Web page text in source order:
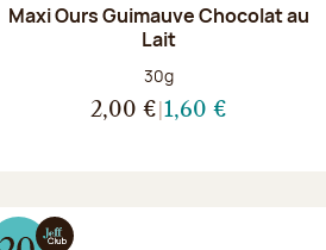
Maxi Ours Guimauve Chocolat au
Lait
Poids net :
30g
2,00 € 1,60 €